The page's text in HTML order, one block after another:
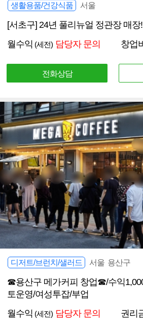
생활용품/건강식품 서울
[서초구] 24년 풀리뉴얼 정관장 매장
월수익 (세전) 담당자 문의 창업
전화상담
디저트/브런치/샐러드 서울 용산구
☎용산구 메가커피 창업☎/수익
토운영/여성투잡/부업
월수익 (세전) 담당자 문의 권리